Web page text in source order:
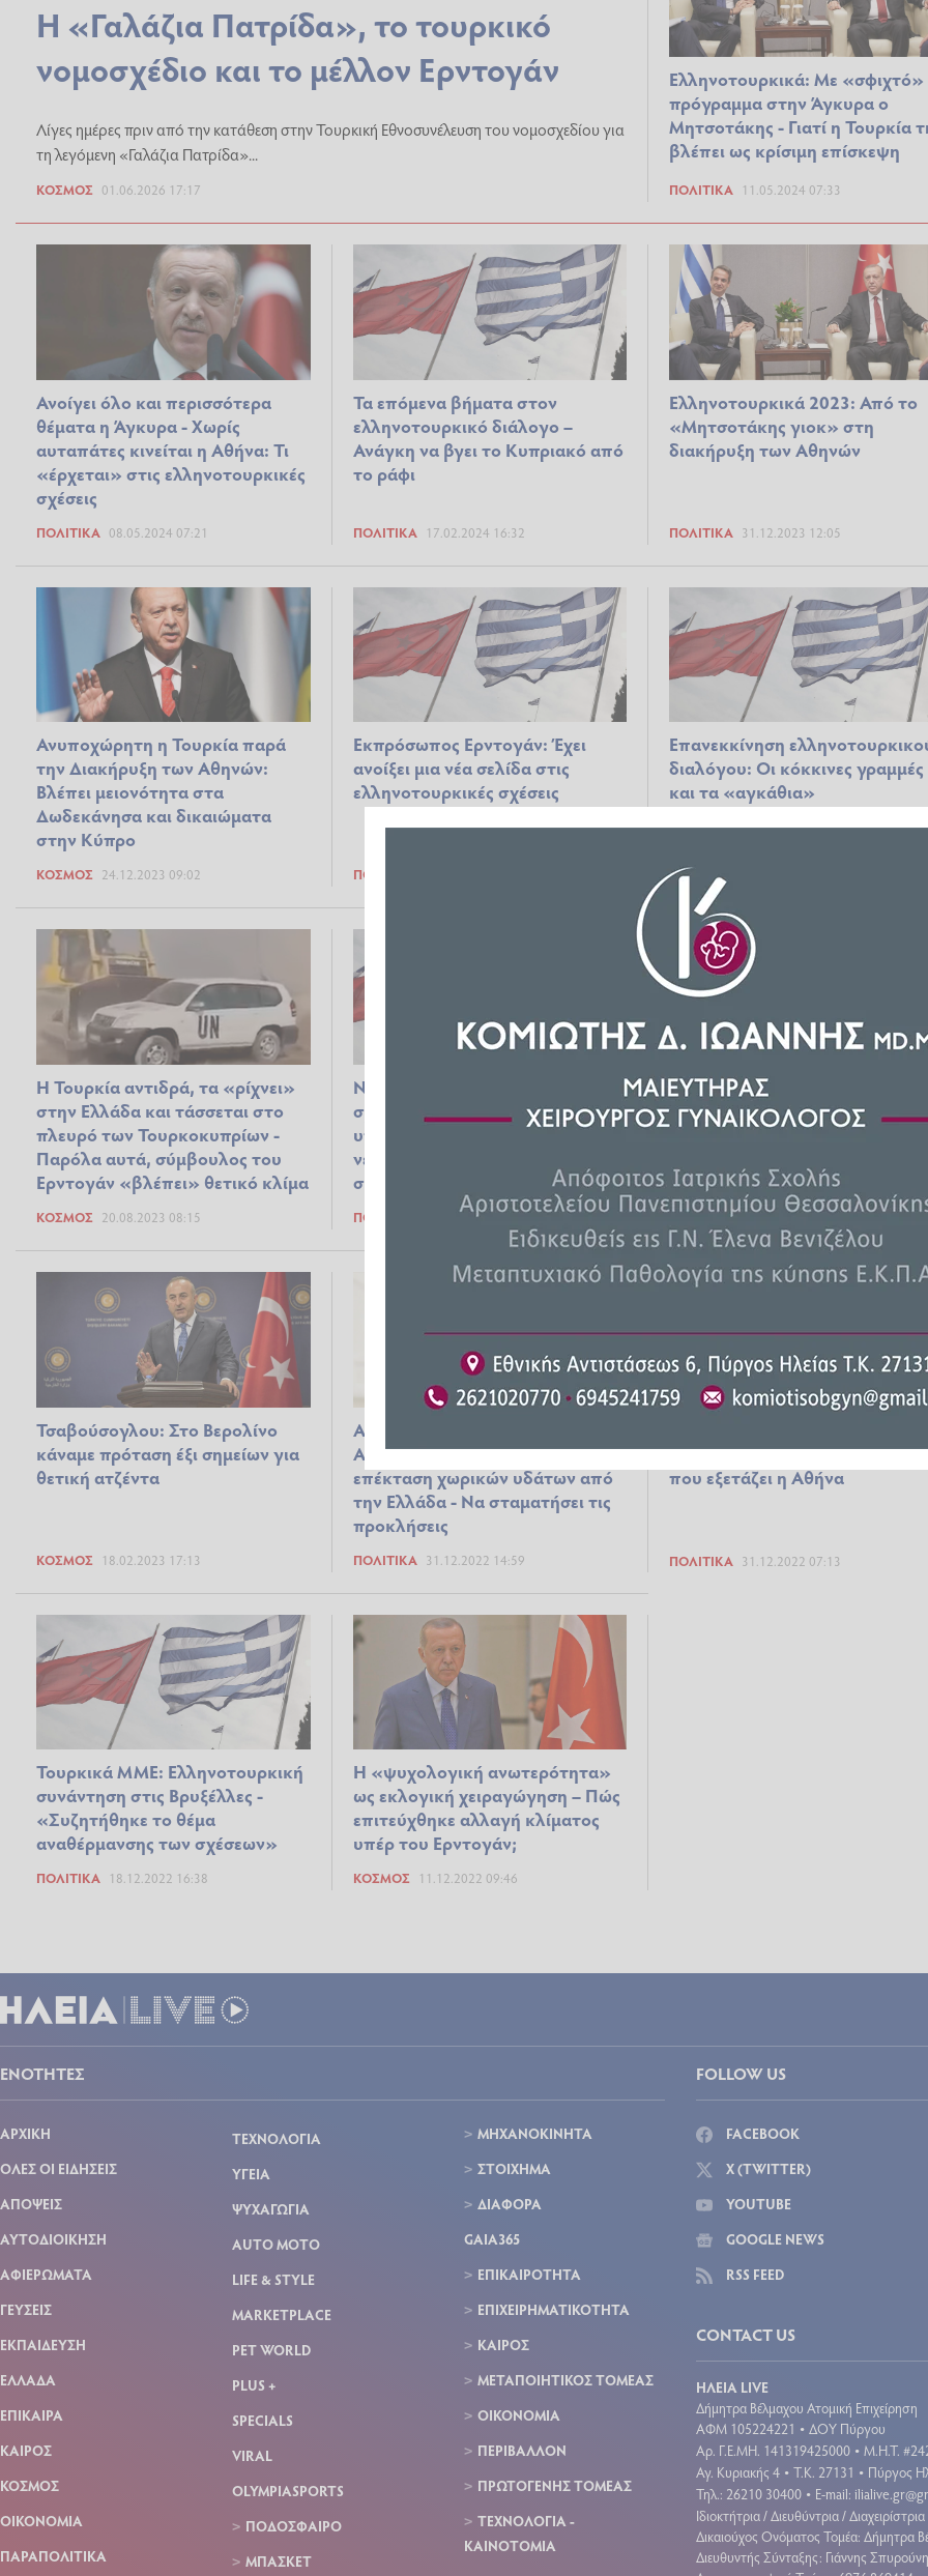
Η «Γαλάζια Πατρίδα», το τουρκικό
νομοσχέδιο και το μέλλον Ερντογάν
Λίγες ημέρες πριν από την κατάθεση στην Τουρκική Εθνοσυνέλευση του νομοσχεδίου για
τη λεγόμενη «Γαλάζια Πατρίδα»...
ΚΌΣΜΟΣ 01.06.2026 17:17
Ελληνοτουρκικά: Με «σφιχτό»
πρόγραμμα στην Άγκυρα ο
Μητσοτάκης - Γιατί η Τουρκία
βλέπει ως κρίσιμη επίσκεψη
ΠΟΛΙΤΙΚΆ 11.05.2024 07:33
Ανοίγει όλο και περισσότερα
θέματα η Άγκυρα - Χωρίς
αυταπάτες κινείται η Αθήνα: Τι
«έρχεται» στις ελληνοτουρκικές
σχέσεις
ΠΟΛΙΤΙΚΆ 08.05.2024 07:21
Τα επόμενα βήματα στον
ελληνοτουρκικό διάλογο –
Ανάγκη να βγει το Κυπριακό από
το ράφι
ΠΟΛΙΤΙΚΆ 17.02.2024 16:32
Eλληνοτουρκικά 2023: Από το
«Μητσοτάκης γιοκ» στη
διακήρυξη των Αθηνών
ΠΟΛΙΤΙΚΆ 31.12.2023 12:05
Ανυποχώρητη η Τουρκία παρά
την Διακήρυξη των Αθηνών:
Βλέπει μειονότητα στα
Δωδεκάνησα και δικαιώματα
στην Κύπρο
ΚΌΣΜΟΣ 24.12.2023 09:02
Εκπρόσωπος Ερντογάν: Έχει
ανοίξει μια νέα σελίδα στις
ελληνοτουρκικές σχέσεις
ΠΟΛΙΤΙΚΆ
Επανεκκίνηση
διαλόγου: Οι κόκκινες γραμμές
και τα «αγκάθια»
ΠΟΛΙΤΙΚΆ
Η Τουρκία αντιδρά, τα «ρίχνει»
στην Ελλάδα και τάσσεται στο
πλευρό των Τουρκοκυπρίων -
Παρόλα αυτά, σύμβουλος του
Ερντογάν «βλέπει» θετικό κλίμα
ΚΌΣΜΟΣ 20.08.2023 08:15
Νηνεμία στις ελληνοτουρκικές
σχέσεις; Προαναγγελίας
υπουργού Άμυνας Τουρκίας για
νέα βήματα προσέγγισης – Η
στρατηγική για τα F-16
ΠΟΛΙΤΙΚΆ 13.08.2023 08:15
Δένδιας: Το καλό κλίμα στις
ελληνοτουρκικές σχέσεις δεν
σημαίνει εφησυχασμό
ΠΟΛΙΤΙΚΆ 22.07.2023 19:35
Τσαβούσογλου: Στο Βερολίνο
κάναμε πρόταση έξι σημείων για
θετική ατζέντα
ΚΌΣΜΟΣ 18.02.2023 17:13
Ανεβάζει πάλι τους τόνους ο
Ακάρ: Δεν δεχόμαστε καμία
επέκταση χωρικών υδάτων από
την Ελλάδα - Να σταματήσει τις
προκλήσεις
ΠΟΛΙΤΙΚΆ 31.12.2022 14:59
το 2023 η Άγκυρα: Τα σενάρια
που εξετάζει η Αθήνα
ΠΟΛΙΤΙΚΆ 31.12.2022 07:13
Τουρκικά ΜΜΕ: Ελληνοτουρκική
συνάντηση στις Βρυξέλλες -
«Συζητήθηκε το θέμα
αναθέρμανσης των σχέσεων»
ΠΟΛΙΤΙΚΆ 18.12.2022 16:38
Η «ψυχολογική ανωτερότητα»
ως εκλογική χειραγώγηση – Πώς
επιτεύχθηκε αλλαγή κλίματος
υπέρ του Ερντογάν;
ΚΌΣΜΟΣ 11.12.2022 09:46
ΕΝΟΤΗΤΕΣ
ΑΡΧΙΚΗ
ΟΛΕΣ ΟΙ ΕΙΔΗΣΕΙΣ
ΑΠΟΨΕΙΣ
ΑΥΤΟΔΙΟΙΚΗΣΗ
ΑΦΙΕΡΩΜΑΤΑ
ΓΕΥΣΕΙΣ
ΕΚΠΑΙΔΕΥΣΗ
ΕΛΛΑΔΑ
ΕΠΙΚΑΙΡΑ
ΚΑΙΡΟΣ
ΚΟΣΜΟΣ
ΟΙΚΟΝΟΜΙΑ
ΠΑΡΑΠΟΛΙΤΙΚΑ
ΤΕΧΝΟΛΟΓΙΑ
ΥΓΕΙΑ
ΨΥΧΑΓΩΓΙΑ
AUTO MOTO
LIFE & STYLE
MARKETPLACE
PET WORLD
PLUS +
SPECIALS
VIRAL
OLYMPIASPORTS
ΠΟΔΟΣΦΑΙΡΟ
ΜΠΑΣΚΕΤ
ΜΗΧΑΝΟΚΙΝΗΤΑ
ΣΤΟΙΧΗΜΑ
ΔΙΑΦΟΡΑ
GAIA365
ΕΠΙΚΑΙΡΟΤΗΤΑ
ΕΠΙΧΕΙΡΗΜΑΤΙΚΟΤΗΤΑ
ΚΑΙΡΟΣ
ΜΕΤΑΠΟΙΗΤΙΚΟΣ ΤΟΜΕΑΣ
ΟΙΚΟΝΟΜΙΑ
ΠΕΡΙΒΑΛΛΟΝ
ΠΡΩΤΟΓΕΝΗΣ ΤΟΜΕΑΣ
ΤΕΧΝΟΛΟΓΙΑ -
ΚΑΙΝΟΤΟΜΙΑ
FOLLOW US
FACEBOOK
X (TWITTER)
YOUTUBE
GOOGLE NEWS
RSS FEED
CONTACT US
ΗΛΕΙΑ LIVE
Δήμητρα Βέλμαχου Ατομική Επιχείρηση
ΑΦΜ 105224221 • ΔΟΥ Πύργου
Aρ. Γ.Ε.ΜΗ. 141319425000 • Μ.Η.Τ.
Αγ. Κυριακής 4 • Τ.Κ. 27131 • Πύργος
Τηλ.: 26210 30400 • E-mail:
Ιδιοκτήτρια / Διευθύντρια /
Δικαιούχος Ονόματος Τομέα: Δήμητρα
Διευθυντής Σύνταξης: Γιάννης